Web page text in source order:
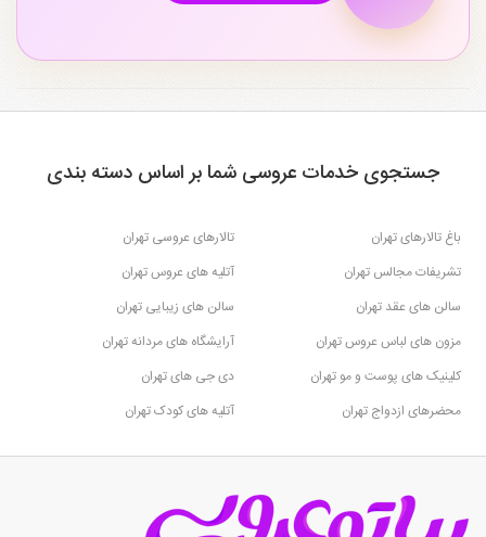
جستجوی خدمات عروسی شما بر اساس دسته بندی
باغ تالارهای تهران
تالارهای عروسی تهران
تشریفات مجالس تهران
آتلیه های عروس تهران
سالن های عقد تهران
سالن های زیبایی تهران
مزون های لباس عروس تهران
آرایشگاه های مردانه تهران
کلینیک های پوست و مو تهران
دی جی های تهران
محضرهای ازدواج تهران
آتلیه های کودک تهران